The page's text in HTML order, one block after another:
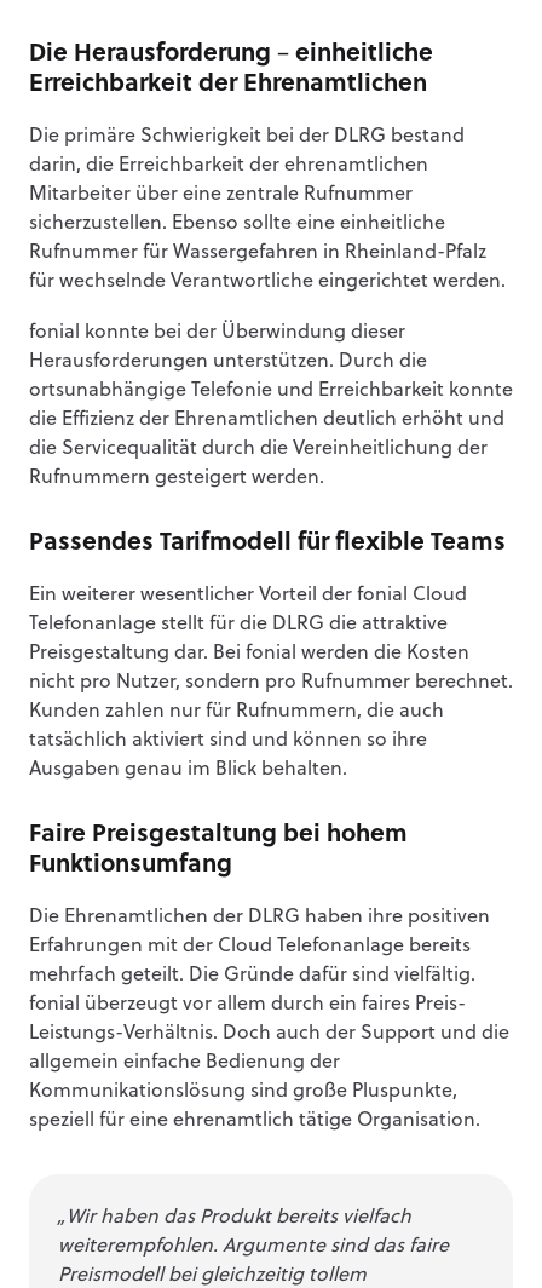
Die Herausforderung – einheitliche
Erreichbarkeit der Ehrenamtlichen
Die primäre Schwierigkeit bei der DLRG bestand
darin, die Erreichbarkeit der ehrenamtlichen
Mitarbeiter über eine zentrale Rufnummer
sicherzustellen. Ebenso sollte eine einheitliche
Rufnummer für Wassergefahren in Rheinland-Pfalz
für wechselnde Verantwortliche eingerichtet werden.
fonial konnte bei der Überwindung dieser
Herausforderungen unterstützen. Durch die
ortsunabhängige Telefonie und Erreichbarkeit konnte
die Effizienz der Ehrenamtlichen deutlich erhöht und
die Servicequalität durch die Vereinheitlichung der
Rufnummern gesteigert werden.
Passendes Tarifmodell für flexible Teams
Ein weiterer wesentlicher Vorteil der fonial Cloud
Telefonanlage stellt für die DLRG die attraktive
Preisgestaltung dar. Bei fonial werden die Kosten
nicht pro Nutzer, sondern pro Rufnummer berechnet.
Kunden zahlen nur für Rufnummern, die auch
tatsächlich aktiviert sind und können so ihre
Ausgaben genau im Blick behalten.
Faire Preisgestaltung bei hohem
Funktionsumfang
Die Ehrenamtlichen der DLRG haben ihre positiven
Erfahrungen mit der Cloud Telefonanlage bereits
mehrfach geteilt. Die Gründe dafür sind vielfältig.
fonial überzeugt vor allem durch ein faires Preis-
Leistungs-Verhältnis. Doch auch der Support und die
allgemein einfache Bedienung der
Kommunikationslösung sind große Pluspunkte,
speziell für eine ehrenamtlich tätige Organisation.
„Wir haben das Produkt bereits vielfach
weiterempfohlen. Argumente sind das faire
Preismodell bei gleichzeitig tollem